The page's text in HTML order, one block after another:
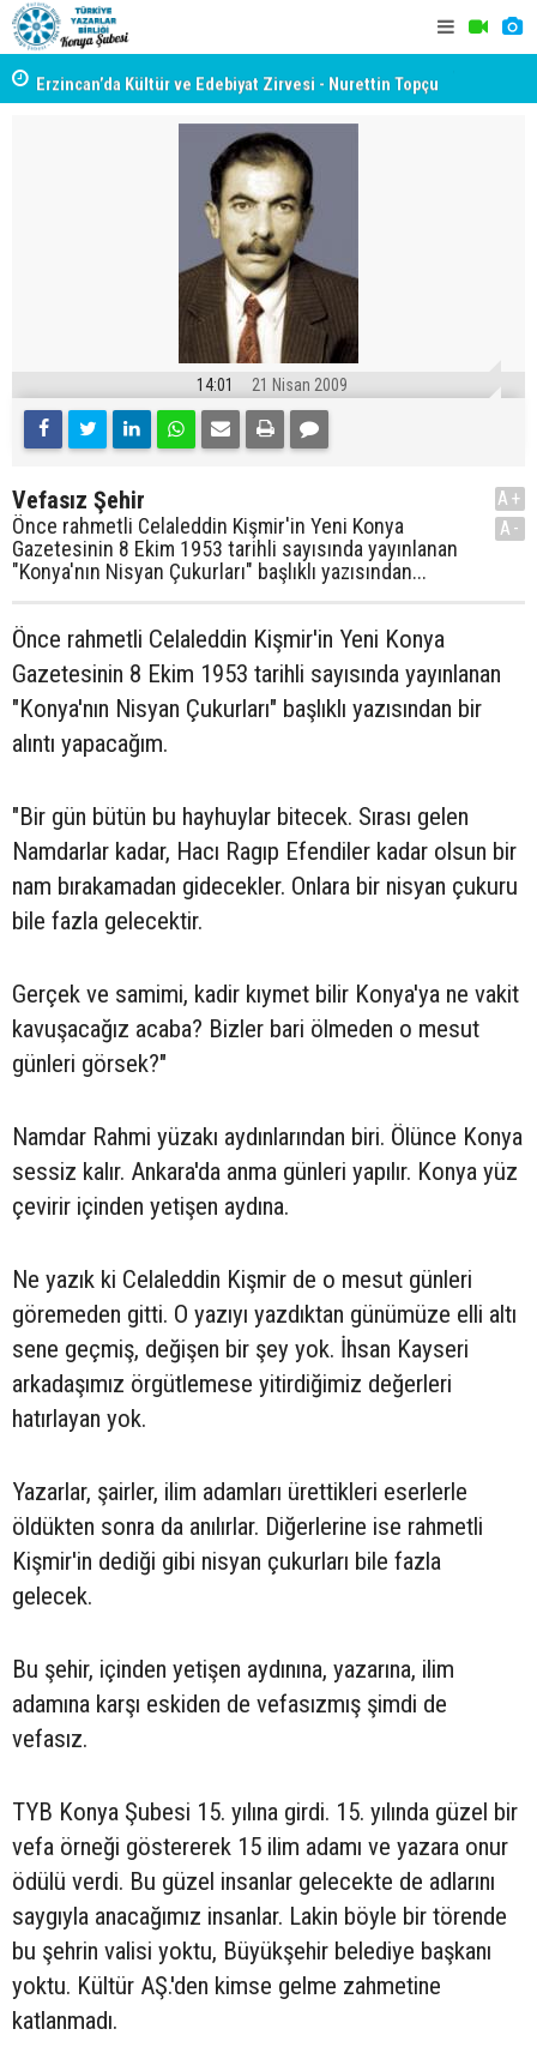
Erzincan’da Kültür ve Edebiyat Zirvesi - Nurettin Topçu
14:01 21 Nisan 2009
Vefasız Şehir
Önce rahmetli Celaleddin Kişmir'in Yeni Konya
Gazetesinin 8 Ekim 1953 tarihli sayısında yayınlanan
"Konya'nın Nisyan Çukurları" başlıklı yazısından...
A+
A-
Önce rahmetli Celaleddin Kişmir'in Yeni Konya
Gazetesinin 8 Ekim 1953 tarihli sayısında yayınlanan
"Konya'nın Nisyan Çukurları" başlıklı yazısından bir
alıntı yapacağım.
"Bir gün bütün bu hayhuylar bitecek. Sırası gelen
Namdarlar kadar, Hacı Ragıp Efendiler kadar olsun bir
nam bırakamadan gidecekler. Onlara bir nisyan çukuru
bile fazla gelecektir.
Gerçek ve samimi, kadir kıymet bilir Konya'ya ne vakit
kavuşacağız acaba? Bizler bari ölmeden o mesut
günleri görsek?"
Namdar Rahmi yüzakı aydınlarından biri. Ölünce Konya
sessiz kalır. Ankara'da anma günleri yapılır. Konya yüz
çevirir içinden yetişen aydına.
Ne yazık ki Celaleddin Kişmir de o mesut günleri
göremeden gitti. O yazıyı yazdıktan günümüze elli altı
sene geçmiş, değişen bir şey yok. İhsan Kayseri
arkadaşımız örgütlemese yitirdiğimiz değerleri
hatırlayan yok.
Yazarlar, şairler, ilim adamları ürettikleri eserlerle
öldükten sonra da anılırlar. Diğerlerine ise rahmetli
Kişmir'in dediği gibi nisyan çukurları bile fazla
gelecek.
Bu şehir, içinden yetişen aydınına, yazarına, ilim
adamına karşı eskiden de vefasızmış şimdi de
vefasız.
TYB Konya Şubesi 15. yılına girdi. 15. yılında güzel bir
vefa örneği göstererek 15 ilim adamı ve yazara onur
ödülü verdi. Bu güzel insanlar gelecekte de adlarını
saygıyla anacağımız insanlar. Lakin böyle bir törende
bu şehrin valisi yoktu, Büyükşehir belediye başkanı
yoktu. Kültür AŞ.'den kimse gelme zahmetine
katlanmadı.